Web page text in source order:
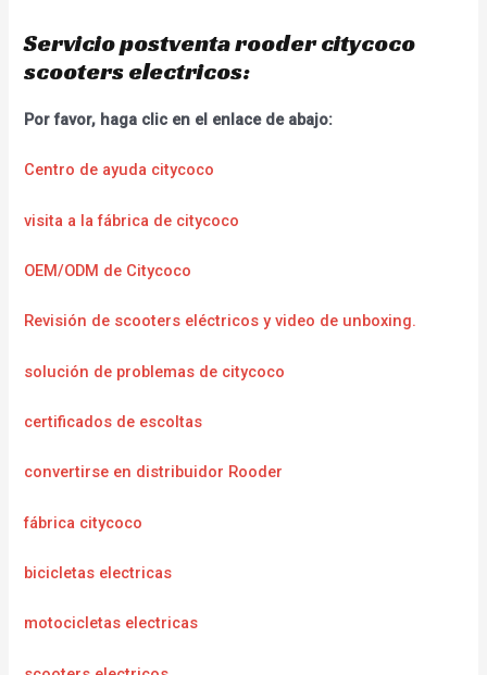
Servicio postventa rooder citycoco
scooters electricos:
Por favor, haga clic en el enlace de abajo:
Centro de ayuda citycoco
visita a la fábrica de citycoco
OEM/ODM de Citycoco
Revisión de scooters eléctricos y video de unboxing.
solución de problemas de citycoco
certificados de escoltas
convertirse en distribuidor Rooder
fábrica citycoco
bicicletas electricas
motocicletas electricas